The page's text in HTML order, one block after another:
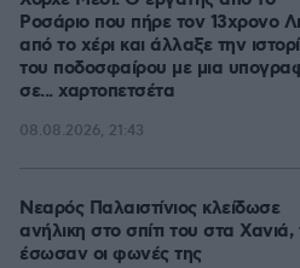
Ροσάριο που πήρε τον 13χρονο
από το χέρι και άλλαξε την
του ποδοσφαίρου με μια
σε... χαρτοπετσέτα
08.08.2026, 21:43
Νεαρός Παλαιστίνιος κλείδωσε
ανήλικη στο σπίτι του στα Χανιά,
έσωσαν οι φωνές της